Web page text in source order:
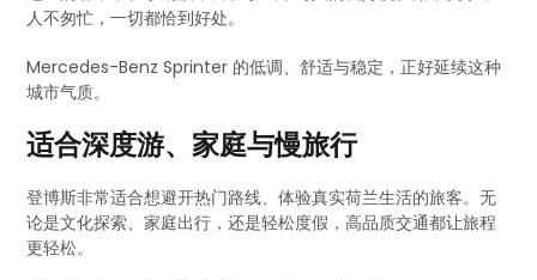
人不匆忙，一切都恰到好处。
Mercedes-Benz Sprinter 的低调、舒适与稳定，正好延续这种
城市气质。
适合深度游、家庭与慢旅行
登博斯非常适合想避开热门路线、体验真实荷兰生活的旅客。无
论是文化探索、家庭出行，还是轻松度假，高品质交通都让旅程
更轻松。